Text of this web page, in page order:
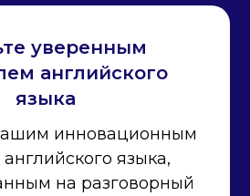
уверенным
английского
языка
инновационным
языка,
на разговорный